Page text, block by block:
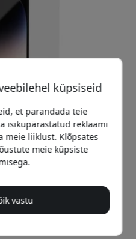
hind
EUR
küpsiseid
et parandada teie
isikupärastatud reklaami
meie liiklust. Klõpsates
meie küpsiste
vastu